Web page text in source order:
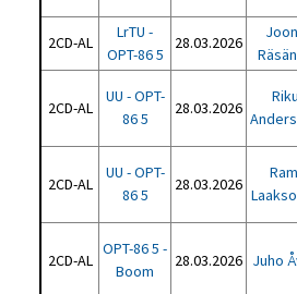
2CD-AL
LrTU -
OPT-86 5
28.03.2026
2CD-AL
UU - OPT-
86 5
28.03.2026
Riku
2CD-AL
UU - OPT-
86 5
28.03.2026
2CD-AL
OPT-86 5 -
Boom
28.03.2026 Juho